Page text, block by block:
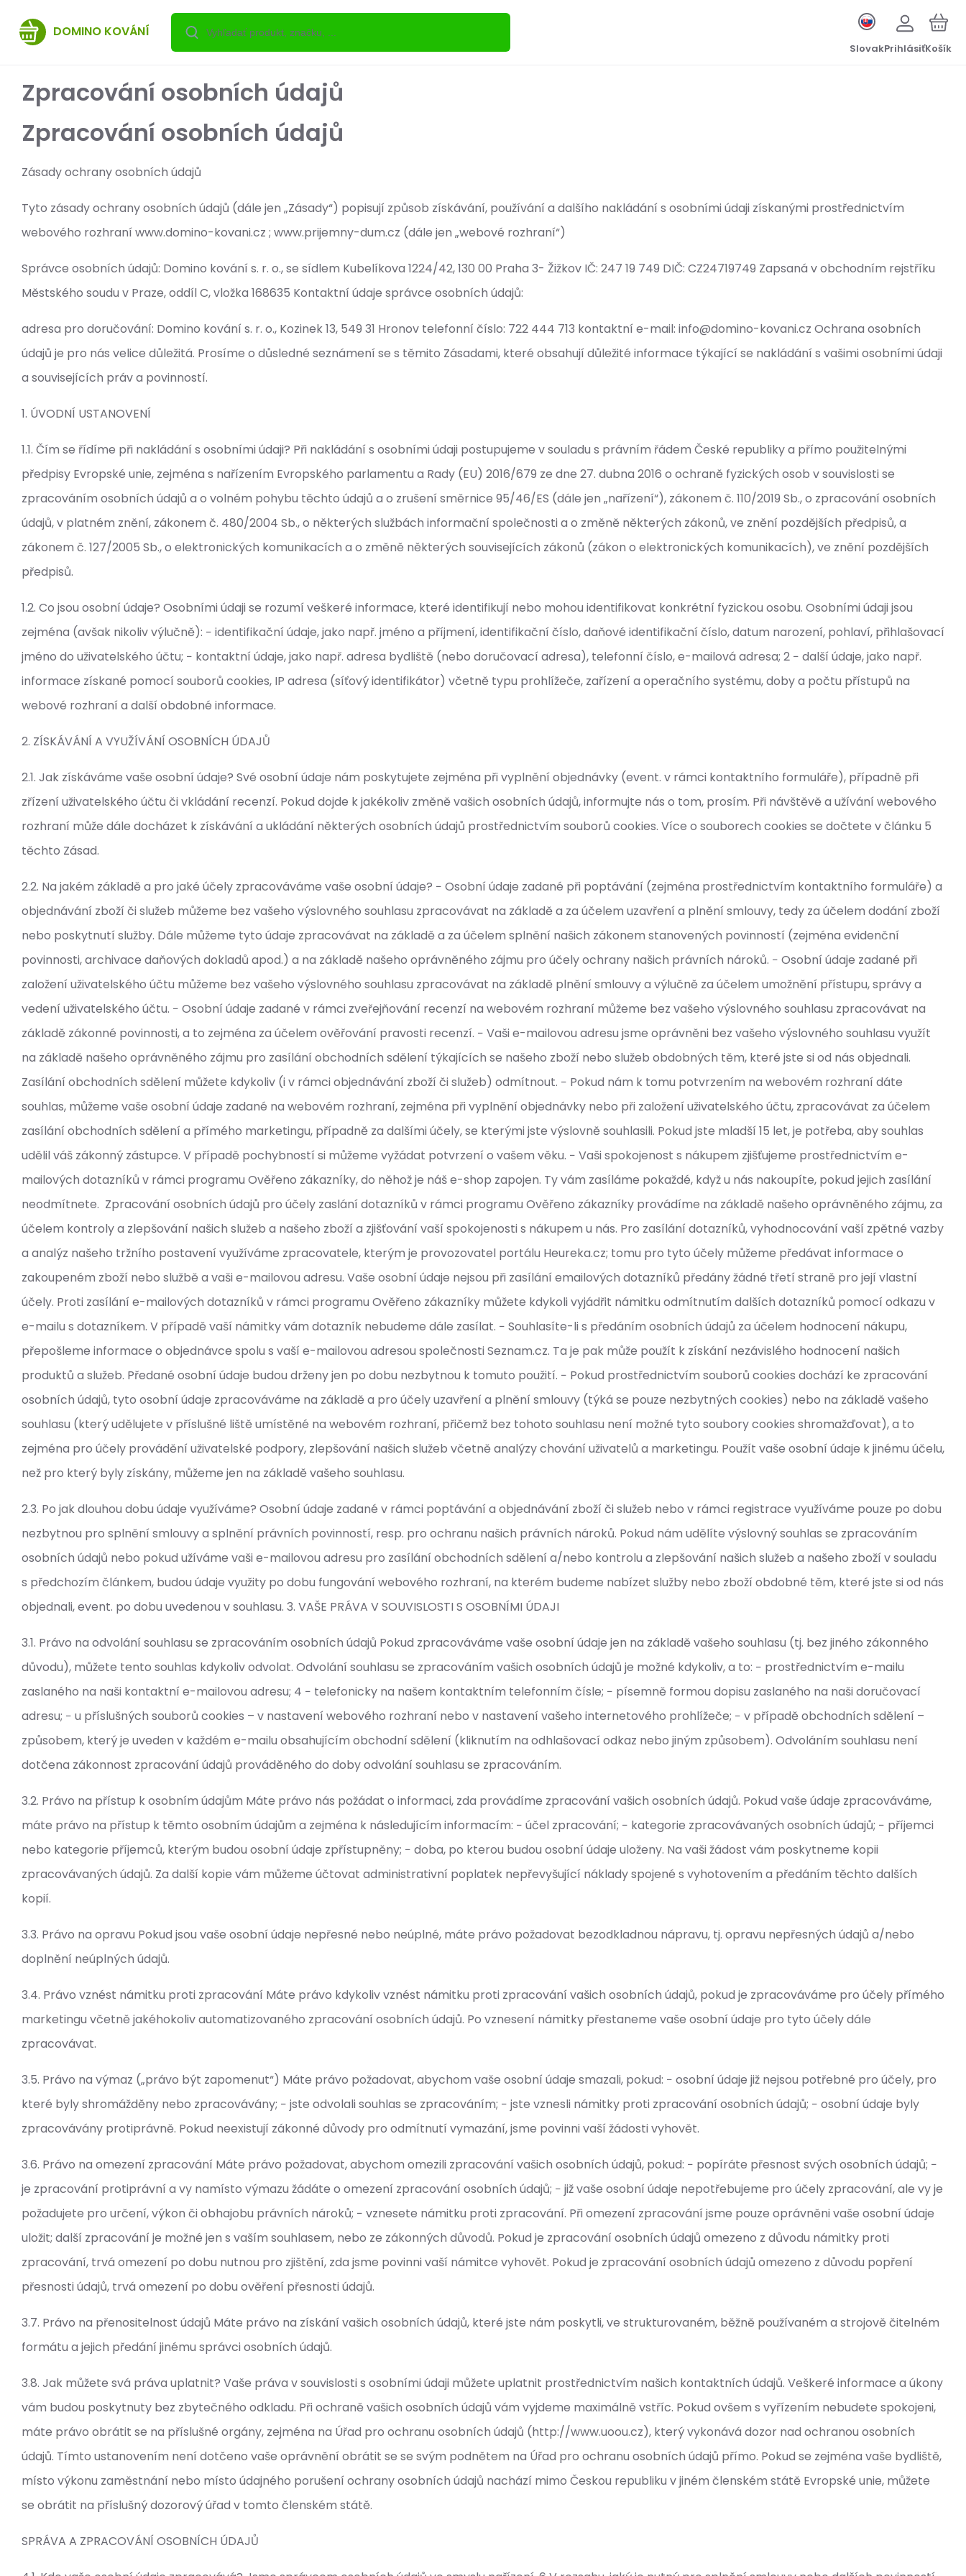
DOMINO KOVÁNÍ
SlovakPrihlásiťKošík
Zpracování osobních údajů
Zpracování osobních údajů
Zásady ochrany osobních údajů
Tyto zásady ochrany osobních údajů (dále jen „Zásady“) popisují způsob získávání, používání a dalšího nakládání s osobními údaji získanými prostřednictvím
webového rozhraní www.domino-kovani.cz ; www.prijemny-dum.cz (dále jen „webové rozhraní“)
Správce osobních údajů: Domino kování s. r. o., se sídlem Kubelíkova 1224/42, 130 00 Praha 3- Žižkov IČ: 247 19 749 DIČ: CZ24719749 Zapsaná v obchodním rejstříku
Městského soudu v Praze, oddíl C, vložka 168635 Kontaktní údaje správce osobních údajů:
adresa pro doručování: Domino kování s. r. o., Kozinek 13, 549 31 Hronov telefonní číslo: 722 444 713 kontaktní e-mail: info@domino-kovani.cz Ochrana osobních
údajů je pro nás velice důležitá. Prosíme o důsledné seznámení se s těmito Zásadami, které obsahují důležité informace týkající se nakládání s vašimi osobními údaji
a souvisejících práv a povinností.
1. ÚVODNÍ USTANOVENÍ
1.1. Čím se řídíme při nakládání s osobními údaji? Při nakládání s osobními údaji postupujeme v souladu s právním řádem České republiky a přímo použitelnými
předpisy Evropské unie, zejména s nařízením Evropského parlamentu a Rady (EU) 2016/679 ze dne 27. dubna 2016 o ochraně fyzických osob v souvislosti se
zpracováním osobních údajů a o volném pohybu těchto údajů a o zrušení směrnice 95/46/ES (dále jen „nařízení“), zákonem č. 110/2019 Sb., o zpracování osobních
údajů, v platném znění, zákonem č. 480/2004 Sb., o některých službách informační společnosti a o změně některých zákonů, ve znění pozdějších předpisů, a
zákonem č. 127/2005 Sb., o elektronických komunikacích a o změně některých souvisejících zákonů (zákon o elektronických komunikacích), ve znění pozdějších
předpisů.
1.2. Co jsou osobní údaje? Osobními údaji se rozumí veškeré informace, které identifikují nebo mohou identifikovat konkrétní fyzickou osobu. Osobními údaji jsou
zejména (avšak nikoliv výlučně): − identifikační údaje, jako např. jméno a příjmení, identifikační číslo, daňové identifikační číslo, datum narození, pohlaví, přihlašovací
jméno do uživatelského účtu; − kontaktní údaje, jako např. adresa bydliště (nebo doručovací adresa), telefonní číslo, e-mailová adresa; 2 − další údaje, jako např.
informace získané pomocí souborů cookies, IP adresa (síťový identifikátor) včetně typu prohlížeče, zařízení a operačního systému, doby a počtu přístupů na
webové rozhraní a další obdobné informace.
2. ZÍSKÁVÁNÍ A VYUŽÍVÁNÍ OSOBNÍCH ÚDAJŮ
2.1. Jak získáváme vaše osobní údaje? Své osobní údaje nám poskytujete zejména při vyplnění objednávky (event. v rámci kontaktního formuláře), případně při
zřízení uživatelského účtu či vkládání recenzí. Pokud dojde k jakékoliv změně vašich osobních údajů, informujte nás o tom, prosím. Při návštěvě a užívání webového
rozhraní může dále docházet k získávání a ukládání některých osobních údajů prostřednictvím souborů cookies. Více o souborech cookies se dočtete v článku 5
těchto Zásad.
2.2. Na jakém základě a pro jaké účely zpracováváme vaše osobní údaje? − Osobní údaje zadané při poptávání (zejména prostřednictvím kontaktního formuláře) a
objednávání zboží či služeb můžeme bez vašeho výslovného souhlasu zpracovávat na základě a za účelem uzavření a plnění smlouvy, tedy za účelem dodání zboží
nebo poskytnutí služby. Dále můžeme tyto údaje zpracovávat na základě a za účelem splnění našich zákonem stanovených povinností (zejména evidenční
povinnosti, archivace daňových dokladů apod.) a na základě našeho oprávněného zájmu pro účely ochrany našich právních nároků. − Osobní údaje zadané při
založení uživatelského účtu můžeme bez vašeho výslovného souhlasu zpracovávat na základě plnění smlouvy a výlučně za účelem umožnění přístupu, správy a
vedení uživatelského účtu. − Osobní údaje zadané v rámci zveřejňování recenzí na webovém rozhraní můžeme bez vašeho výslovného souhlasu zpracovávat na
základě zákonné povinnosti, a to zejména za účelem ověřování pravosti recenzí. − Vaši e-mailovou adresu jsme oprávněni bez vašeho výslovného souhlasu využít
na základě našeho oprávněného zájmu pro zasílání obchodních sdělení týkajících se našeho zboží nebo služeb obdobných těm, které jste si od nás objednali.
Zasílání obchodních sdělení můžete kdykoliv (i v rámci objednávání zboží či služeb) odmítnout. − Pokud nám k tomu potvrzením na webovém rozhraní dáte
souhlas, můžeme vaše osobní údaje zadané na webovém rozhraní, zejména při vyplnění objednávky nebo při založení uživatelského účtu, zpracovávat za účelem
zasílání obchodních sdělení a přímého marketingu, případně za dalšími účely, se kterými jste výslovně souhlasili. Pokud jste mladší 15 let, je potřeba, aby souhlas
udělil váš zákonný zástupce. V případě pochybností si můžeme vyžádat potvrzení o vašem věku. − Vaši spokojenost s nákupem zjišťujeme prostřednictvím e-
mailových dotazníků v rámci programu Ověřeno zákazníky, do něhož je náš e-shop zapojen. Ty vám zasíláme pokaždé, když u nás nakoupíte, pokud jejich zasílání
neodmítnete. Zpracování osobních údajů pro účely zaslání dotazníků v rámci programu Ověřeno zákazníky provádíme na základě našeho oprávněného zájmu, za
účelem kontroly a zlepšování našich služeb a našeho zboží a zjišťování vaší spokojenosti s nákupem u nás. Pro zasílání dotazníků, vyhodnocování vaší zpětné vazby
a analýz našeho tržního postavení využíváme zpracovatele, kterým je provozovatel portálu Heureka.cz; tomu pro tyto účely můžeme předávat informace o
zakoupeném zboží nebo službě a vaši e-mailovou adresu. Vaše osobní údaje nejsou při zasílání emailových dotazníků předány žádné třetí straně pro její vlastní
účely. Proti zasílání e-mailových dotazníků v rámci programu Ověřeno zákazníky můžete kdykoli vyjádřit námitku odmítnutím dalších dotazníků pomocí odkazu v
e-mailu s dotazníkem. V případě vaší námitky vám dotazník nebudeme dále zasílat. − Souhlasíte-li s předáním osobních údajů za účelem hodnocení nákupu,
přepošleme informace o objednávce spolu s vaší e-mailovou adresou společnosti Seznam.cz. Ta je pak může použít k získání nezávislého hodnocení našich
produktů a služeb. Předané osobní údaje budou drženy jen po dobu nezbytnou k tomuto použití. − Pokud prostřednictvím souborů cookies dochází ke zpracování
osobních údajů, tyto osobní údaje zpracováváme na základě a pro účely uzavření a plnění smlouvy (týká se pouze nezbytných cookies) nebo na základě vašeho
souhlasu (který udělujete v příslušné liště umístěné na webovém rozhraní, přičemž bez tohoto souhlasu není možné tyto soubory cookies shromažďovat), a to
zejména pro účely provádění uživatelské podpory, zlepšování našich služeb včetně analýzy chování uživatelů a marketingu. Použít vaše osobní údaje k jinému účelu,
než pro který byly získány, můžeme jen na základě vašeho souhlasu.
2.3. Po jak dlouhou dobu údaje využíváme? Osobní údaje zadané v rámci poptávání a objednávání zboží či služeb nebo v rámci registrace využíváme pouze po dobu
nezbytnou pro splnění smlouvy a splnění právních povinností, resp. pro ochranu našich právních nároků. Pokud nám udělíte výslovný souhlas se zpracováním
osobních údajů nebo pokud užíváme vaši e-mailovou adresu pro zasílání obchodních sdělení a/nebo kontrolu a zlepšování našich služeb a našeho zboží v souladu
s předchozím článkem, budou údaje využity po dobu fungování webového rozhraní, na kterém budeme nabízet služby nebo zboží obdobné těm, které jste si od nás
objednali, event. po dobu uvedenou v souhlasu. 3. VAŠE PRÁVA V SOUVISLOSTI S OSOBNÍMI ÚDAJI
3.1. Právo na odvolání souhlasu se zpracováním osobních údajů Pokud zpracováváme vaše osobní údaje jen na základě vašeho souhlasu (tj. bez jiného zákonného
důvodu), můžete tento souhlas kdykoliv odvolat. Odvolání souhlasu se zpracováním vašich osobních údajů je možné kdykoliv, a to: − prostřednictvím e-mailu
zaslaného na naši kontaktní e-mailovou adresu; 4 − telefonicky na našem kontaktním telefonním čísle; − písemně formou dopisu zaslaného na naši doručovací
adresu; − u příslušných souborů cookies – v nastavení webového rozhraní nebo v nastavení vašeho internetového prohlížeče; − v případě obchodních sdělení –
způsobem, který je uveden v každém e-mailu obsahujícím obchodní sdělení (kliknutím na odhlašovací odkaz nebo jiným způsobem). Odvoláním souhlasu není
dotčena zákonnost zpracování údajů prováděného do doby odvolání souhlasu se zpracováním.
3.2. Právo na přístup k osobním údajům Máte právo nás požádat o informaci, zda provádíme zpracování vašich osobních údajů. Pokud vaše údaje zpracováváme,
máte právo na přístup k těmto osobním údajům a zejména k následujícím informacím: − účel zpracování; − kategorie zpracovávaných osobních údajů; − příjemci
nebo kategorie příjemců, kterým budou osobní údaje zpřístupněny; − doba, po kterou budou osobní údaje uloženy. Na vaši žádost vám poskytneme kopii
zpracovávaných údajů. Za další kopie vám můžeme účtovat administrativní poplatek nepřevyšující náklady spojené s vyhotovením a předáním těchto dalších
kopií.
3.3. Právo na opravu Pokud jsou vaše osobní údaje nepřesné nebo neúplné, máte právo požadovat bezodkladnou nápravu, tj. opravu nepřesných údajů a/nebo
doplnění neúplných údajů.
3.4. Právo vznést námitku proti zpracování Máte právo kdykoliv vznést námitku proti zpracování vašich osobních údajů, pokud je zpracováváme pro účely přímého
marketingu včetně jakéhokoliv automatizovaného zpracování osobních údajů. Po vznesení námitky přestaneme vaše osobní údaje pro tyto účely dále
zpracovávat.
3.5. Právo na výmaz („právo být zapomenut“) Máte právo požadovat, abychom vaše osobní údaje smazali, pokud: − osobní údaje již nejsou potřebné pro účely, pro
které byly shromážděny nebo zpracovávány; − jste odvolali souhlas se zpracováním; − jste vznesli námitky proti zpracování osobních údajů; − osobní údaje byly
zpracovávány protiprávně. Pokud neexistují zákonné důvody pro odmítnutí vymazání, jsme povinni vaší žádosti vyhovět.
3.6. Právo na omezení zpracování Máte právo požadovat, abychom omezili zpracování vašich osobních údajů, pokud: − popíráte přesnost svých osobních údajů; −
je zpracování protiprávní a vy namísto výmazu žádáte o omezení zpracování osobních údajů; − již vaše osobní údaje nepotřebujeme pro účely zpracování, ale vy je
požadujete pro určení, výkon či obhajobu právních nároků; − vznesete námitku proti zpracování. Při omezení zpracování jsme pouze oprávněni vaše osobní údaje
uložit; další zpracování je možné jen s vaším souhlasem, nebo ze zákonných důvodů. Pokud je zpracování osobních údajů omezeno z důvodu námitky proti
zpracování, trvá omezení po dobu nutnou pro zjištění, zda jsme povinni vaší námitce vyhovět. Pokud je zpracování osobních údajů omezeno z důvodu popření
přesnosti údajů, trvá omezení po dobu ověření přesnosti údajů.
3.7. Právo na přenositelnost údajů Máte právo na získání vašich osobních údajů, které jste nám poskytli, ve strukturovaném, běžně používaném a strojově čitelném
formátu a jejich předání jinému správci osobních údajů.
3.8. Jak můžete svá práva uplatnit? Vaše práva v souvislosti s osobními údaji můžete uplatnit prostřednictvím našich kontaktních údajů. Veškeré informace a úkony
vám budou poskytnuty bez zbytečného odkladu. Při ochraně vašich osobních údajů vám vyjdeme maximálně vstříc. Pokud ovšem s vyřízením nebudete spokojeni,
máte právo obrátit se na příslušné orgány, zejména na Úřad pro ochranu osobních údajů (http://www.uoou.cz), který vykonává dozor nad ochranou osobních
údajů. Tímto ustanovením není dotčeno vaše oprávnění obrátit se se svým podnětem na Úřad pro ochranu osobních údajů přímo. Pokud se zejména vaše bydliště,
místo výkonu zaměstnání nebo místo údajného porušení ochrany osobních údajů nachází mimo Českou republiku v jiném členském státě Evropské unie, můžete
se obrátit na příslušný dozorový úřad v tomto členském státě.
SPRÁVA A ZPRACOVÁNÍ OSOBNÍCH ÚDAJŮ